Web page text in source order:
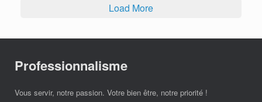
Load More
Professionnalisme
Vous servir, notre passion. Votre bien être, notre priorité !